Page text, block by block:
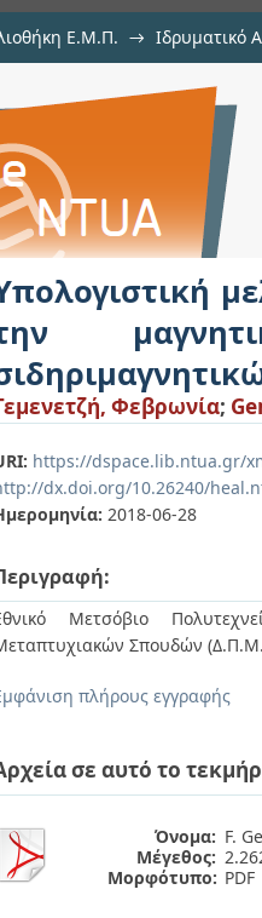
Ε.Μ.Π. → Ιδρυματικό
των
Φεβρωνία;
https://dspace.lib.ntua.gr/
dx.doi.org/10.26240/
2018-06-28
Μετσόβιο
Σπουδών
πλήρους εγγραφής
σε αυτό το
Όνομα: F.
Μέγεθος:
Μορφότυπο: PDF